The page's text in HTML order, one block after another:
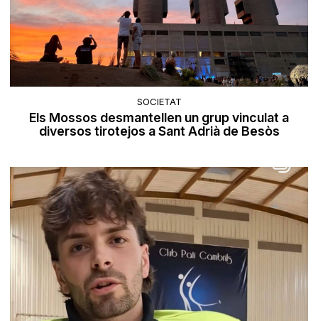
SOCIETAT
Els Mossos desmantellen un grup vinculat a
diversos tirotejos a Sant Adrià de Besòs